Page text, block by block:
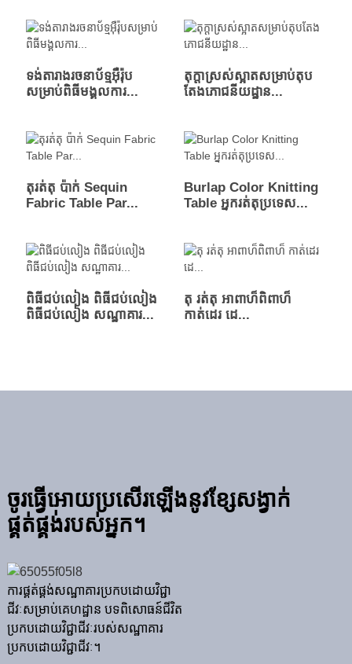
ទង់​តារាង​រចនាប័ទ្ម​អ៊ឺរ៉ុប​
សម្រាប់​ពិធី​មង្គលការ...
តុក្តាស្រស់ស្អាតសម្រាប់តុប
តែងភោជនីយដ្ឋាន...
តុរត់តុ ប៉ាក់ Sequin
Fabric Table Par...
Burlap Color Knitting
Table អ្នករត់តុប្រទេស...
ពិធីជប់លៀង ពិធីជប់លៀង
ពិធីជប់លៀង សណ្ឋាគារ...
តុ រត់តុ អាពាហ៏ពិពាហ៏
កាត់ដេរ ដេ...
ចូរធ្វើអោយប្រសើរឡើងនូវខ្សែសង្វាក់
ផ្គត់ផ្គង់របស់អ្នក។
ការផ្គត់ផ្គង់សណ្ឋាគារប្រកបដោយវិជ្ជា
ជីវៈសម្រាប់គេហដ្ឋាន បទពិសោធន៍ជីវិត
ប្រកបដោយវិជ្ជាជីវៈរបស់សណ្ឋាគារ
ប្រកបដោយវិជ្ជាជីវៈ។